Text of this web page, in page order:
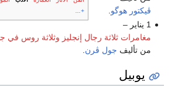
+...
ڤيكتور هوگو.
1 يناير –
مغامرات ثلاثة رجال إنجليز وثلاثة روس في
من تأليف جول ڤرن
يوبيل